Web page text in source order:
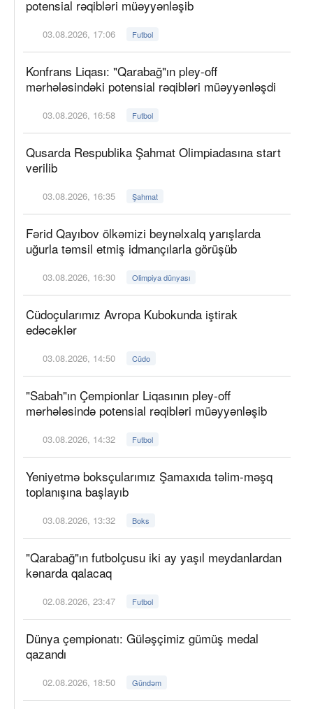
potensial rəqibləri müəyyənləşib
03.08.2026, 17:06 Futbol
Konfrans Liqası: "Qarabağ"ın pley-off
mərhələsindəki potensial rəqibləri müəyyənləşdi
03.08.2026, 16:58 Futbol
Qusarda Respublika Şahmat Olimpiadasına start
verilib
03.08.2026, 16:35 Şahmat
Fərid Qayıbov ölkəmizi beynəlxalq yarışlarda
uğurla təmsil etmiş idmançılarla görüşüb
03.08.2026, 16:30 Olimpiya dünyası
Cüdoçularımız Avropa Kubokunda iştirak
edəcəklər
03.08.2026, 14:50 Cüdo
"Sabah"ın Çempionlar Liqasının pley-off
mərhələsində potensial rəqibləri müəyyənləşib
03.08.2026, 14:32 Futbol
Yeniyetmə boksçularımız Şamaxıda təlim-məşq
toplanışına başlayıb
03.08.2026, 13:32 Boks
"Qarabağ"ın futbolçusu iki ay yaşıl meydanlardan
kənarda qalacaq
02.08.2026, 23:47 Futbol
Dünya çempionatı: Güləşçimiz gümüş medal
qazandı
02.08.2026, 18:50 Gündəm